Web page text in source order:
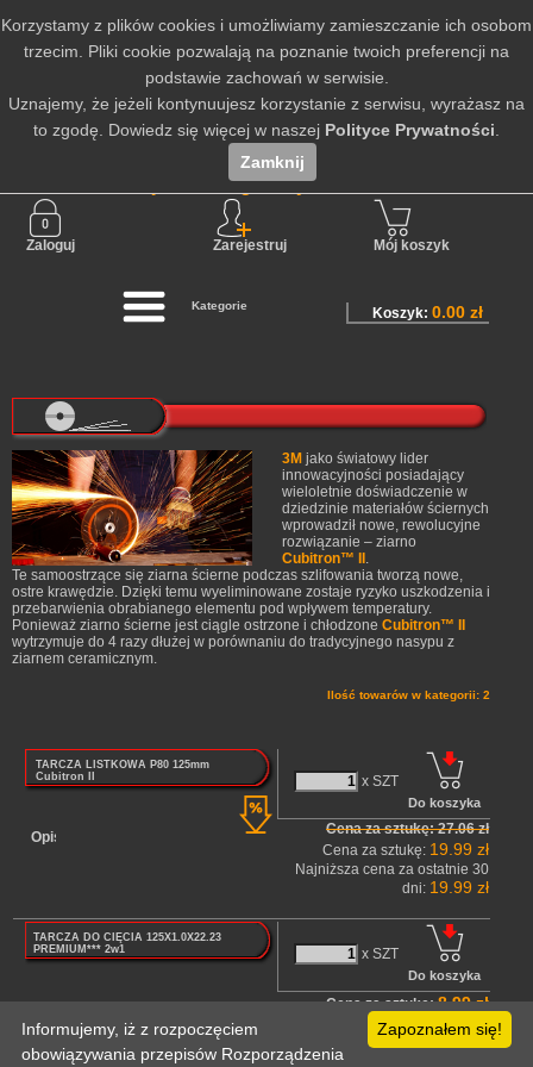
Nie jesteś zalogowany
Zaloguj Zarejestruj Mój koszyk
Kategorie
3M jako światowy lider
innowacyjności posiadający
wieloletnie doświadczenie w
dziedzinie materiałów ściernych
wprowadził nowe, rewolucyjne
rozwiązanie – ziarno
Cubitron™ II
.
Te samoostrzące się ziarna ścierne podczas szlifowania tworzą nowe,
ostre krawędzie. Dzięki temu wyeliminowane zostaje ryzyko uszkodzenia i
przebarwienia obrabianego elementu pod wpływem temperatury.
Ponieważ ziarno ścierne jest ciągle ostrzone i chłodzone Cubitron™ II
wytrzymuje do 4 razy dłużej w porównaniu do tradycyjnego nasypu z
ziarnem ceramicznym.
Ilość towarów w kategorii: 2
TARCZA LISTKOWA P80 125mm
Cubitron II
Opis
x SZT
Cena za sztukę: 27.06 zł
Cena za sztukę: 19.99 zł
Najniższa cena za ostatnie 30
dni: 19.99 zł
TARCZA DO CIĘCIA 125X1.0X22.23
PREMIUM*** 2w1
x SZT
Cena za sztukę:8.99 zł
Poprzednia 1 Następna
Koszyk:0.00 zł
Zapoznałem się!
Informujemy, iż z rozpoczęciem
obowiązywania przepisów Rozporządzenia
Korzystamy z plików cookies i umożliwiamy zamieszczanie ich osobom
trzecim. Pliki cookie pozwalają na poznanie twoich preferencji na
podstawie zachowań w serwisie.
Uznajemy, że jeżeli kontynuujesz korzystanie z serwisu, wyrażasz na
to zgodę. Dowiedz się więcej w naszej Polityce Prywatności
Zamknij